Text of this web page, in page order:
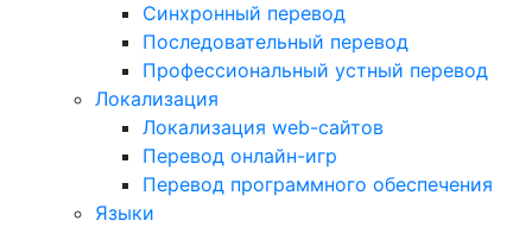
Синхронный перевод
Последовательный перевод
Профессиональный устный перевод
Локализация
Локализация web-сайтов
Перевод онлайн-игр
Перевод программного обеспечения
Языки